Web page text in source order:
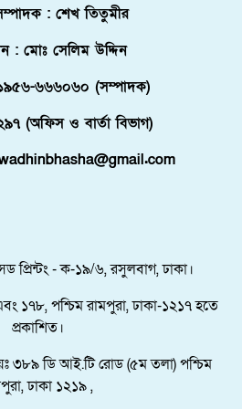
১১ দলীয় ঐক্য।
তরুণ নিহত, মরদেহ দেশে
সহযোগিতা চায় পরিবার
স্বাধীনতা ও জাতীয় দিবস
সংবর্ধনা
ব্যবস্থাপনায় মালয়েশিয়ার নতুন
সম্পাদক : শেখ তিতুমীর
: মোঃ সেলিম উদ্দিন
৬৬৬০৬০ (সম্পাদক)
(অফিস ও বার্তা বিভাগ)
প্রিন্টং - ক-১৯/৬, রসুলবাগ, ঢাকা।
১৭৮, পশ্চিম রামপুরা, ঢাকা-১২১৭ হতে
প্রকাশিত।
৩৮৯ ডি আই.টি রোড (৫ম তলা) পশ্চিম
ঢাকা ১২১৯ ,